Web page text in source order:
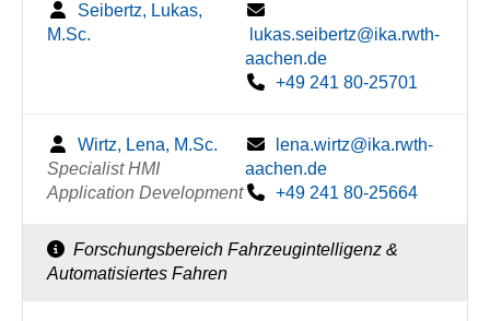
Seibertz, Lukas,
M.Sc.
lukas.seibertz@ika.rwth-
aachen.de
+49 241 80-25701
Wirtz, Lena, M.Sc.
Specialist HMI
Application Development
lena.wirtz@ika.rwth-
aachen.de
+49 241 80-25664
Forschungsbereich Fahrzeugintelligenz &
Automatisiertes Fahren